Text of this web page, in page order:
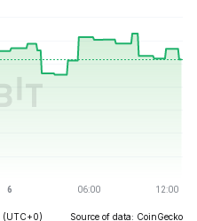
(UTC+0) Source of data: CoinGecko